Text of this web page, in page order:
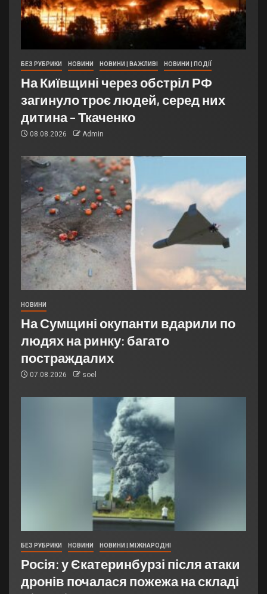
БЕЗ РУБРИКИ НОВИНИ НОВИНИ | ВАЖЛИВІ НОВИНИ | ПОДІЇ
На Київщині через обстріл РФ
загинуло троє людей, серед них
дитина – Ткаченко
08.08.2026 Admin
НОВИНИ
На Сумщині окупанти вдарили по
людях на ринку: багато
постраждалих
07.08.2026 soel
БЕЗ РУБРИКИ НОВИНИ НОВИНИ | МІЖНАРОДНІ
Росія: у Єкатеринбурзі після атаки
дронів почалася пожежа на складі